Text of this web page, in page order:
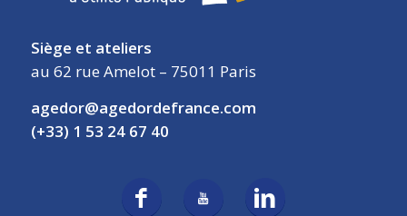
Siège et ateliers
au 62 rue Amelot – 75011 Paris
agedor@agedordefrance.com
(+33) 1 53 24 67 40